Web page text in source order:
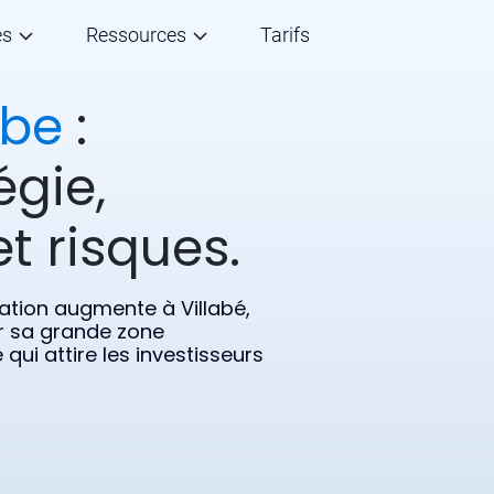
Ressources Tarifs
:
risques.
augmente à Villabé,
sa grande zone
attire les investisseurs